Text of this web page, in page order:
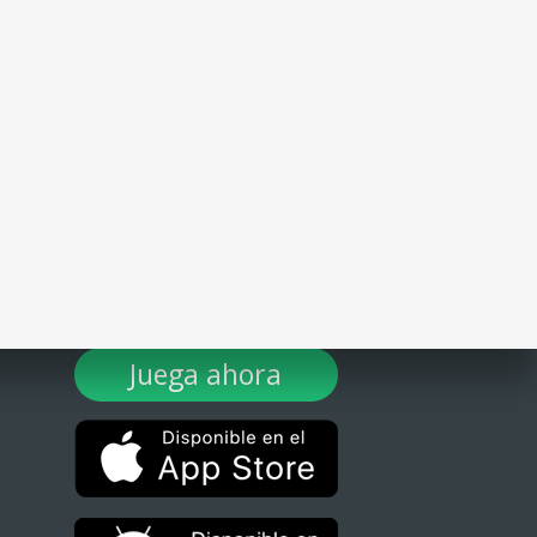
Juega ahora